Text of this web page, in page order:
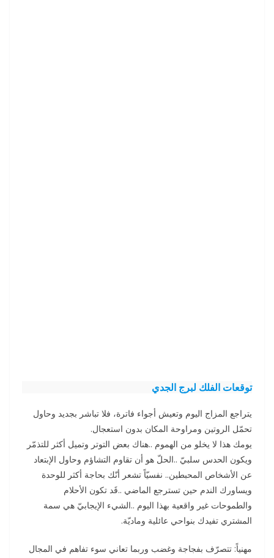
توقعات الفلك لبرج الجدي
يتراجع المزاج اليوم وتعيش أجواء فاترة، فلا تباشر بجديد وحاول
تحمّل الروتين ومراوحة المكان بدون استعجال.
يومك هذا لا يخلو من الهموم ..هناك بعض التوتر وتميل أكثر للتذمّر
ويكون الحدس سلبيّ ..الحلّ هو أن تقاوم التشاؤم وحاول الإبتعاد
عن الأشخاص المحبطين.. نفسيّاً تشعر أنّك بحاجة أكثر للوحدة
ويساورك الندم حين تسترجع الماضي ..قَد تكون الأحلام
والطموحات غير واقعية بهذا اليوم ..الشيء الإيجابيّ هي سمة
المشتري تفيدك بنواحي عائلية وماديّة.
مهنياً: تتصرّف بفجاجة وغضب وربما تعاني سوء تفاهم في المجال